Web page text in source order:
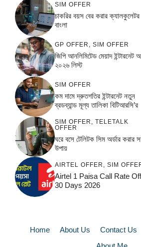
SIM OFFER
চাকরির বয়স বের করার ক্যালকুলেটর
বাংলা
GP OFFER SIM OFFER
জিপি আনলিমিটেড মেয়াদ ইন্টারনেট
২০২৬ লিস্ট
SIM OFFER
কম দামে দ্রুতগতির ইন্টারনেট নতুন
ব্রডব্যান্ড মূল্য তালিকা বিটিআরসি’র
SIM OFFER
TELETALK
OFFER
ঘরে বসে টেলিটক সিম অর্ডার করার
উপায়
AIRTEL OFFER SIM
Airtel 1 Paisa Call Rate
30 Days 2026
Home About Us Contact Us